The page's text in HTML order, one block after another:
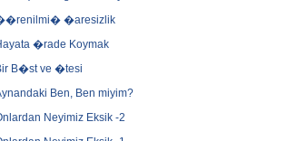
�aresizlik
�rade Koymak
B�st ve �tesi
Ben, Ben miyim?
Neyimiz Eksik -2